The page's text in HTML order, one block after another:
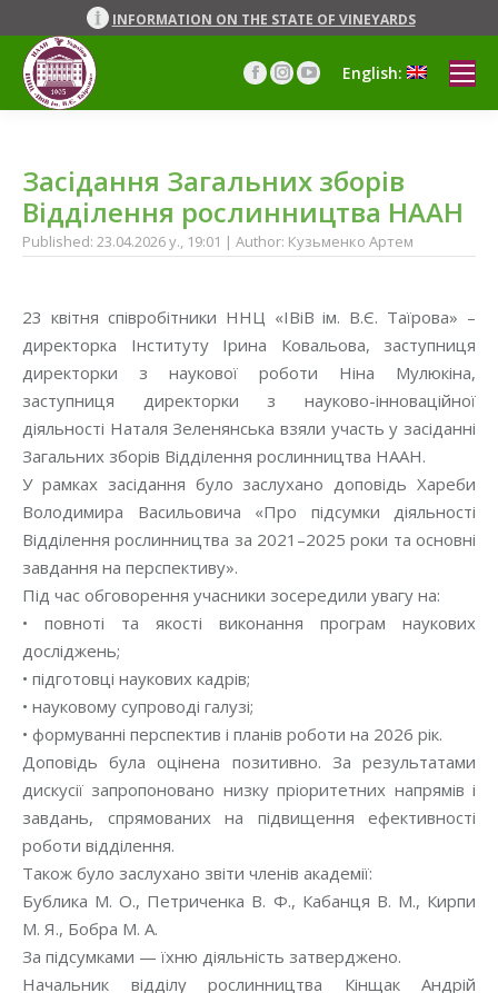
INFORMATION ON THE STATE OF VINEYARDS
Facebook
page
new
Instagram
page
new
YouTube
page
new
English:
Засідання Загальних зборів
Відділення рослинництва НААН
Published: 23.04.2026 y., 19:01 | Author: Кузьменко Артем
23 квітня співробітники ННЦ «ІВіВ ім. В.Є. Таїрова» –
директорка Інституту Ірина Ковальова, заступниця
директорки з наукової роботи Ніна Мулюкіна,
заступниця директорки з науково-інноваційної
діяльності Наталя Зеленянська взяли участь у засіданні
Загальних зборів Відділення рослинництва НААН.
У рамках засідання було заслухано доповідь Хареби
Володимира Васильовича «Про підсумки діяльності
Відділення рослинництва за 2021–2025 роки та основні
завдання на перспективу».
Під час обговорення учасники зосередили увагу на:
• повноті та якості виконання програм наукових
досліджень;
• підготовці наукових кадрів;
• науковому супроводі галузі;
• формуванні перспектив і планів роботи на 2026 рік.
Доповідь була оцінена позитивно. За результатами
дискусії запропоновано низку пріоритетних напрямів і
завдань, спрямованих на підвищення ефективності
роботи відділення.
Також було заслухано звіти членів академії:
Бублика М. О., Петриченка В. Ф., Кабанця В. М., Кирпи
М. Я., Бобра М. А.
За підсумками — їхню діяльність затверджено.
Начальник відділу рослинництва Кінщак Андрій